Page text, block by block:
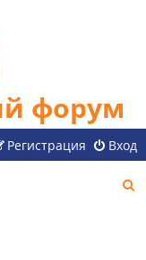
форум
Вход
Регистрация